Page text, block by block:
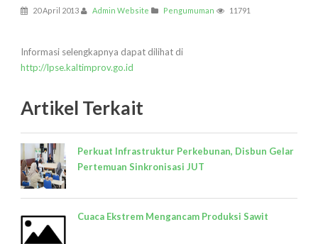
20 April 2013 Admin Website Pengumuman 11791
Informasi selengkapnya dapat dilihat di
http://lpse.kaltimprov.go.id
Artikel Terkait
Perkuat Infrastruktur Perkebunan, Disbun Gelar
Pertemuan Sinkronisasi JUT
Cuaca Ekstrem Mengancam Produksi Sawit